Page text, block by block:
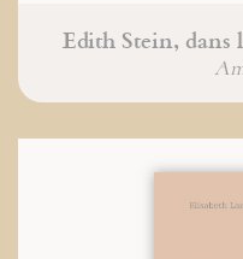
Edith Stein, dans